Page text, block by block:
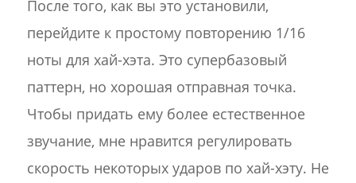
После того, как вы это установили,
перейдите к простому повторению 1/16
ноты для хай-хэта. Это супербазовый
паттерн, но хорошая отправная точка.
Чтобы придать ему более естественное
звучание, мне нравится регулировать
скорость некоторых ударов по хай-хэту. Не